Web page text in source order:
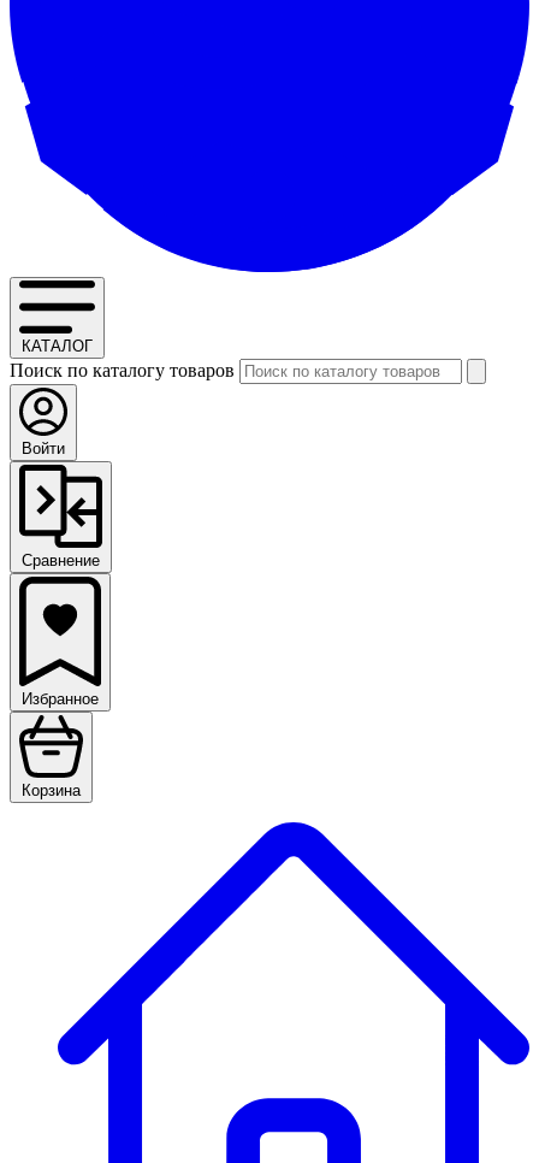
КАТАЛОГ
Поиск по каталогу товаров
Войти
Сравнение
Избранное
Корзина